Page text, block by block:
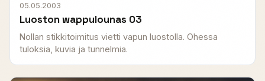
05.05.2003
Luoston wappulounas 03
Nollan stikkitoimitus vietti vapun luostolla. Ohessa
tuloksia, kuvia ja tunnelmia.